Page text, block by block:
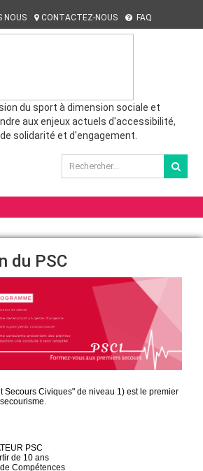
NOUS CONTACTEZ-NOUS FAQ
du sport à dimension sociale et
aux enjeux actuels d'accessibilité,
solidarité et d'engagement.
du PSC
Secours Civiques" de niveau 1) est le premier
PSC
de 10 ans
Compétences